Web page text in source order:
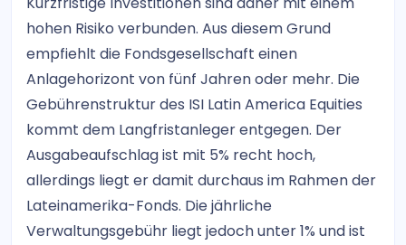
hohen Risiko verbunden. Aus diesem Grund
empfiehlt die Fondsgesellschaft einen
Anlagehorizont von fünf Jahren oder mehr. Die
Gebührenstruktur des ISI Latin America Equities
kommt dem Langfristanleger entgegen. Der
Ausgabeaufschlag ist mit 5% recht hoch,
allerdings liegt er damit durchaus im Rahmen der
Lateinamerika-Fonds. Die jährliche
Verwaltungsgebühr liegt jedoch unter 1% und ist